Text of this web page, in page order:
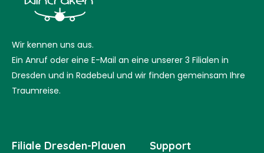
Wir kennen uns aus.
Ein Anruf oder eine E-Mail an eine unserer 3 Filialen in
Dresden und in Radebeul und wir finden gemeinsam Ihre
Traumreise.
Filiale Dresden-Plauen Support